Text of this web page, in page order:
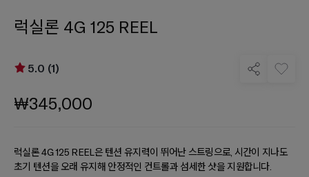
럭실론 4G 125 REEL
5.0 (1)
₩345,000
럭실론 4G 125 REEL은 텐션 유지력이 뛰어난 스트링으로, 시간이 지나도
초기 텐션을 오래 유지해 안정적인 컨트롤과 섬세한 샷을 지원합니다.